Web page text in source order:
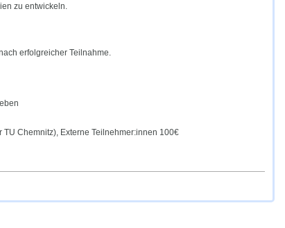
zu entwickeln.
erfolgreicher Teilnahme.
Chemnitz), Externe Teilnehmer:innen 100€